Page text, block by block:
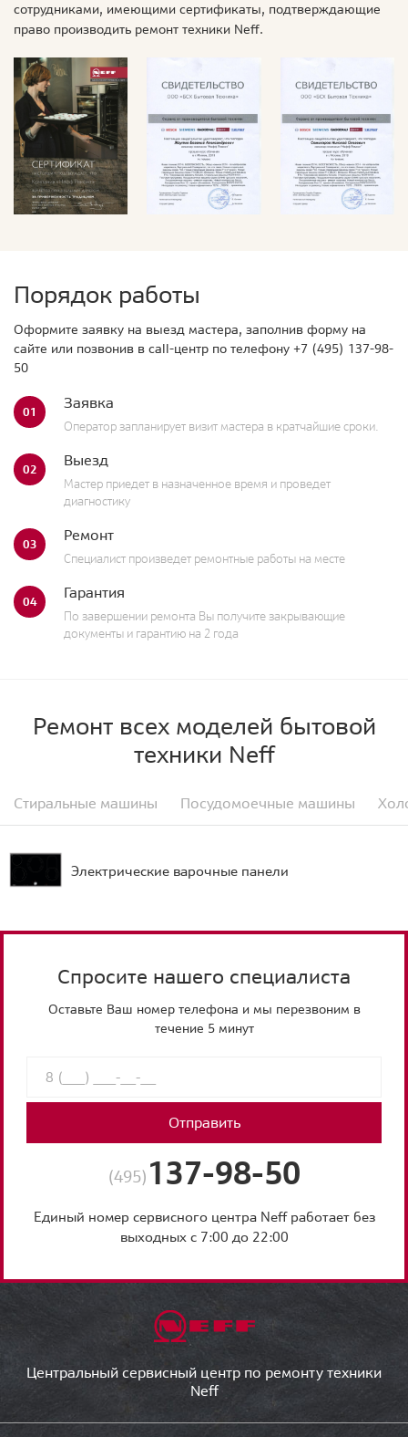
сотрудниками, имеющими сертификаты, подтверждающие
право производить ремонт техники Neff.
Порядок работы
Оформите заявку на выезд мастера, заполнив форму на
сайте или позвонив в call-центр по телефону +7 (495) 137-98-
50
01 Заявка
Оператор запланирует визит мастера в кратчайшие сроки.
02 Выезд
Мастер приедет в назначенное время и проведет
диагностику
03 Ремонт
Специалист произведет ремонтные работы на месте
04 Гарантия
По завершении ремонта Вы получите закрывающие
документы и гарантию на 2 года
Ремонт всех моделей бытовой
техники Neff
Стиральные машины Посудомоечные машины
Электрические варочные панели
Спросите нашего специалиста
Оставьте Ваш номер телефона и мы перезвоним в
течение 5 минут
Отправить
(495) 137-98-50
Единый номер сервисного центра Neff работает без
выходных с 7:00 до 22:00
Центральный сервисный центр по ремонту техники
Neff